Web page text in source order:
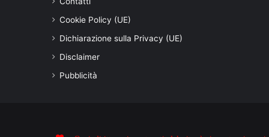
Cookie Policy (UE)
Dichiarazione sulla Privacy (UE)
Disclaimer
Pubblicità